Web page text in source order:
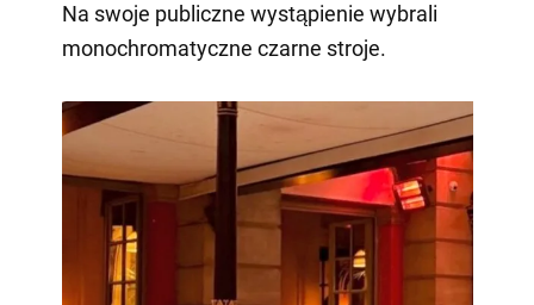
Na swoje publiczne wystąpienie wybrali
monochromatyczne czarne stroje.